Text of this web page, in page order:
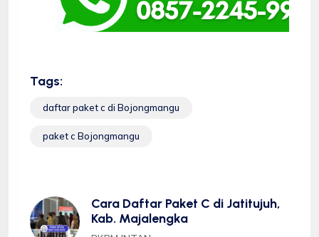
Tags:
daftar paket c di Bojongmangu
paket c Bojongmangu
Cara Daftar Paket C di Jatitujuh,
Kab. Majalengka